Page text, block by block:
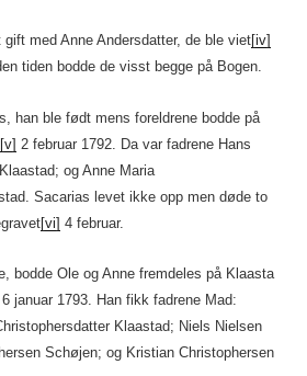
med Anne Andersdatter, de ble viet[iv]
tiden bodde de visst begge på Bogen.
han ble født mens foreldrene bodde på
[v] 2 februar 1792. Da var fadrene Hans
og Anne Maria
Sacarias levet ikke opp men døde to
[vi] 4 februar.
bodde Ole og Anne fremdeles på Klaasta
6 januar 1793. Han fikk fadrene Mad:
Klaastad; Niels Nielsen
Schøjen; og Kristian Christophersen